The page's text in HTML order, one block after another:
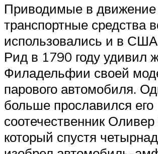
Приводимые в
транспортные средства
использовались и в
Рид в 1790 году удивил
Филадельфии своей
парового автомобиля.
больше прославился его
соотечественник
который спустя